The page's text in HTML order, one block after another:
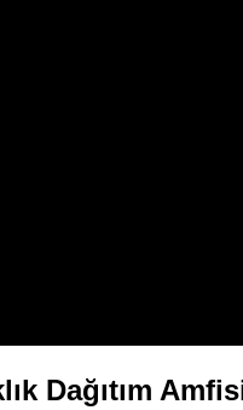
Dağıtım